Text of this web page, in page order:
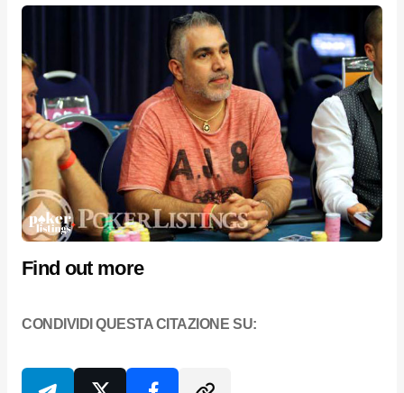
Find out more
CONDIVIDI QUESTA CITAZIONE SU: